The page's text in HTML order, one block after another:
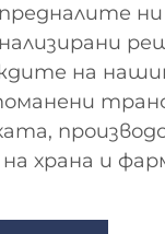
на
храна и